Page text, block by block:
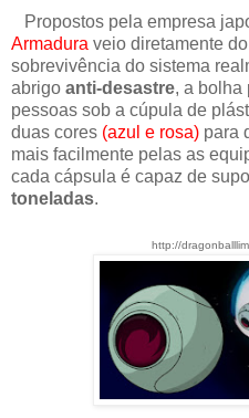
Propostos pela empresa
Armadura veio diretamente
sobrevivência do sistema
abrigo anti-desastre, a bolha
pessoas sob a cúpula de
duas cores (azul e rosa) para
mais facilmente pelas as
cada cápsula é capaz de
toneladas.
http://